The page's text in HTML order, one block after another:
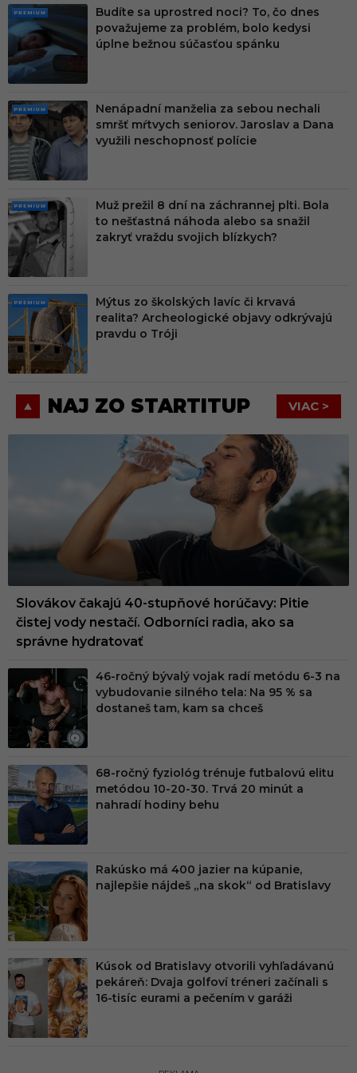
PRE
MIU
M
Budíte sa uprostred noci? To, čo dnes
považujeme za problém, bolo kedysi
úplne bežnou súčasťou spánku
PRE
MIU
M
Nenápadní manželia za sebou nechali
smršť mŕtvych seniorov. Jaroslav a Dana
využili neschopnosť polície
PRE
MIU
M
Muž prežil 8 dní na záchrannej plti. Bola
to nešťastná náhoda alebo sa snažil
zakryť vraždu svojich blízkych?
PRE
MIU
M
Mýtus zo školských lavíc či krvavá
realita? Archeologické objavy odkrývajú
pravdu o Tróji
NAJ ZO STARTITUP VIAC >
Slovákov čakajú 40-stupňové horúčavy: Pitie
čistej vody nestačí. Odborníci radia, ako sa
správne hydratovať
46-ročný bývalý vojak radí metódu 6-3 na
vybudovanie silného tela: Na 95 % sa
dostaneš tam, kam sa chceš
68-ročný fyziológ trénuje futbalovú elitu
metódou 10-20-30. Trvá 20 minút a
nahradí hodiny behu
Rakúsko má 400 jazier na kúpanie,
najlepšie nájdeš „na skok“ od Bratislavy
Kúsok od Bratislavy otvorili vyhľadávanú
pekáreň: Dvaja golfoví tréneri začínali s
16-tisíc eurami a pečením v garáži